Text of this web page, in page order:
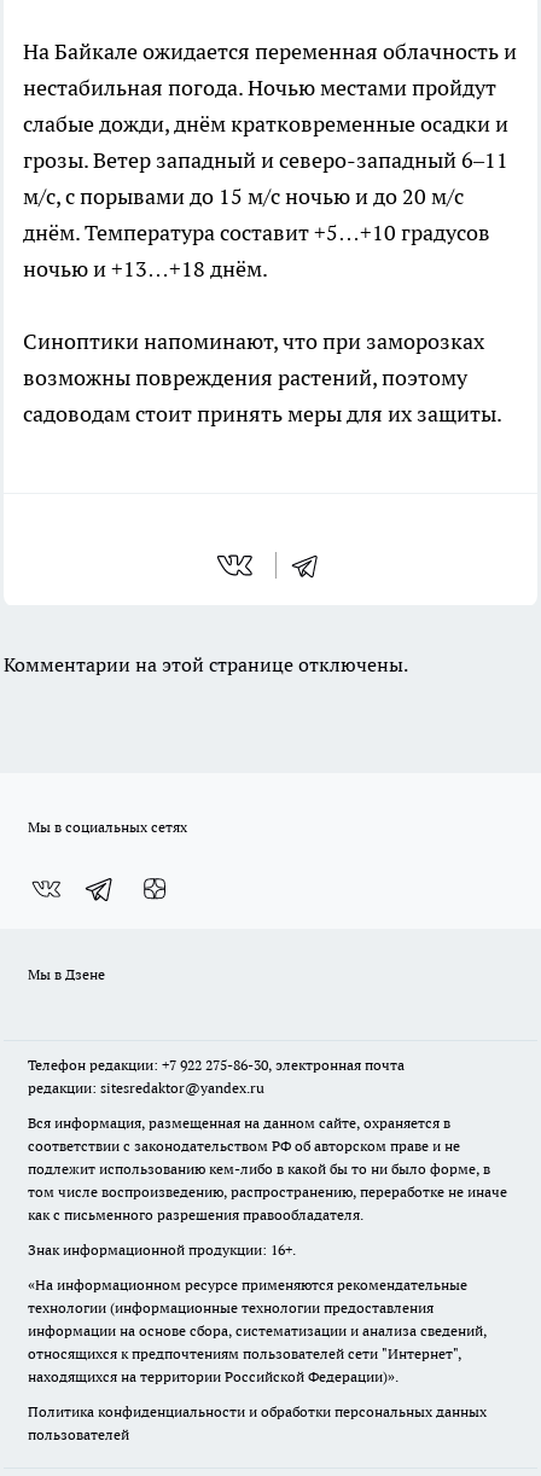
На Байкале ожидается переменная облачность и
нестабильная погода. Ночью местами пройдут
слабые дожди, днём кратковременные осадки и
грозы. Ветер западный и северо-западный 6–11
м/с, с порывами до 15 м/с ночью и до 20 м/с
днём. Температура составит +5…+10 градусов
ночью и +13…+18 днём.
Синоптики напоминают, что при заморозках
возможны повреждения растений, поэтому
садоводам стоит принять меры для их защиты.
Комментарии на этой странице отключены.
Мы в социальных сетях
Мы в Дзене
Телефон редакции: +7 922 275-86-30, электронная почта
редакции: sitesredaktor@yandex.ru
Вся информация, размещенная на данном сайте, охраняется в
соответствии с законодательством РФ об авторском праве и не
подлежит использованию кем-либо в какой бы то ни было форме, в
том числе воспроизведению, распространению, переработке не иначе
как с письменного разрешения правообладателя.
Знак информационной продукции: 16+.
«На информационном ресурсе применяются рекомендательные
технологии (информационные технологии предоставления
информации на основе сбора, систематизации и анализа сведений,
относящихся к предпочтениям пользователей сети "Интернет",
находящихся на территории Российской Федерации)».
Политика конфиденциальности и обработки персональных данных
пользователей